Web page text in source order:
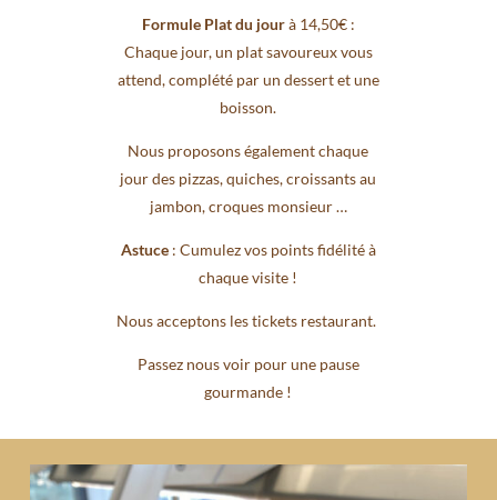
Formule Plat du jourà 14,50€ :
Chaque jour, un plat savoureux vous
attend, complété par un dessert et une
boisson.
Nous proposons également chaque
jour des pizzas, quiches, croissants au
jambon, croques monsieur …
Astuce: Cumulez vos points fidélité à
chaque visite !
Nous acceptons les tickets restaurant.
Passez nous voir pour une pause
gourmande !